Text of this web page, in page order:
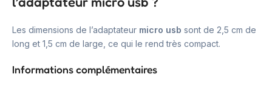
Les dimensions de l’adaptateur micro usb sont de 2,5 cm de
long et 1,5 cm de large, ce qui le rend très compact.
Informations complémentaires